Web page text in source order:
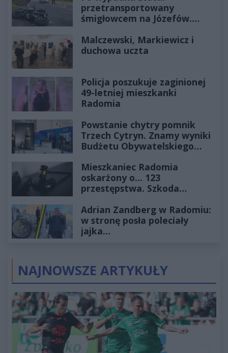
przetransportowany
śmigłowcem na Józefów.
Malczewski, Markiewicz i
duchowa uczta
Policja poszukuje zaginionej
49-letniej mieszkanki
Radomia
Powstanie chytry pomnik
Trzech Cytryn. Znamy wyniki
Budżetu Obywatelskiego
Mieszkaniec Radomia
oskarżony o... 123
przestępstwa. Szkoda
złotych
Adrian Zandberg w Radomiu:
w stronę posła poleciały
jajka…
NAJNOWSZE ARTYKUŁY